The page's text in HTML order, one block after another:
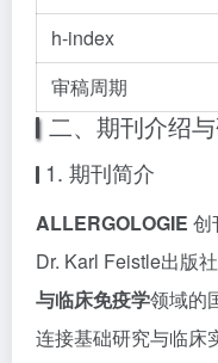
h-index
审稿周期
二、期刊介绍
1. 期刊简介
ALLERGOLOGIE 创
Dr. Karl Feistle出版
与临床免疫学领域的
连接基础研究与临床